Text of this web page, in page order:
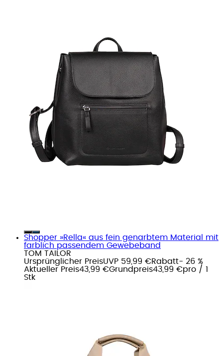
Shopper »Rella« aus fein genarbtem Material mit
farblich passendem Gewebeband
TOM TAILOR
Ursprünglicher PreisUVP 59,99 €Rabatt- 26 %
Aktueller Preis43,99 €Grundpreis43,99 €pro / 1
Stk